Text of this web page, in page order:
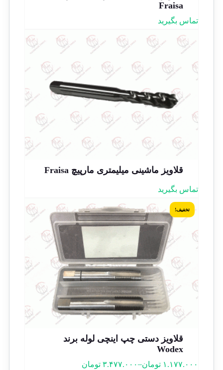
Fraisa
تماس بگیرید
قلاویز ماشینی میلیمتری مارپیچ Fraisa
تماس بگیرید
تخفیف!
قلاویز دستی چپ اینچی لوله برند
Wodex
۱.۱۷۷.۰۰۰ تومان–۳.۴۷۷.۰۰۰ تومان